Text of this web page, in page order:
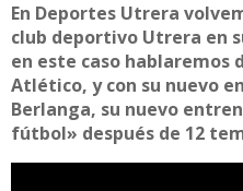
En Deportes Utrera
club deportivo Utrera en
en este caso hablaremos
Atlético, y con su nuevo
Berlanga, su nuevo
fútbol» después de 12